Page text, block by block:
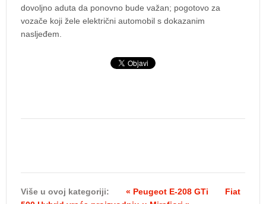
dovoljno aduta da ponovno bude važan; pogotovo za
vozače koji žele električni automobil s dokazanim
nasljeđem.
Više u ovoj kategoriji: « Peugeot E-208 GTi
Fiat